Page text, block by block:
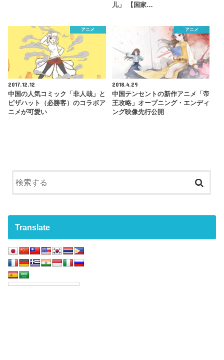
儿」 【国家…
アニメ
2017.12.12
中国の人気コミック「非人哉」と
ピザハット（必勝客）のコラボア
ニメが可愛い
アニメ
2018.4.29
中国テンセントの新作アニメ「帝
王攻略」オープニング・エンディ
ング映像先行公開
Translate